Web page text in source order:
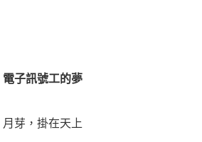
電子訊號工的夢
月芽，掛在天上